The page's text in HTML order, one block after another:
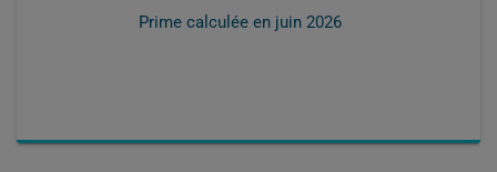
Prime calculée en juin 2026